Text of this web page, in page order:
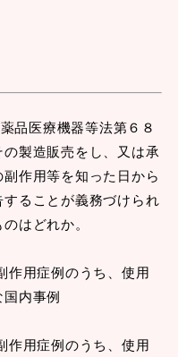
品医療機器等法第６８
製造販売をし、又は承
作用等を知った日から
ることが義務づけられ
はどれか。
作用症例のうち、使用
国内事例
作用症例のうち、使用